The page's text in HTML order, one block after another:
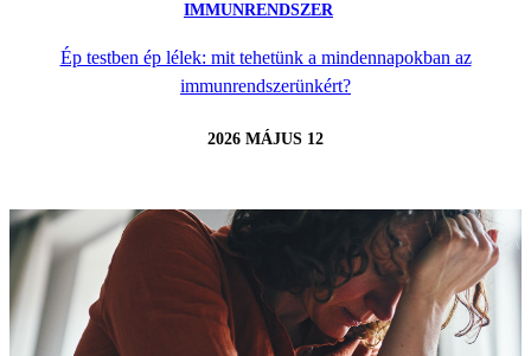
IMMUNRENDSZER
Ép testben ép lélek: mit tehetünk a mindennapokban az
immunrendszerünkért?
2026 MÁJUS 12